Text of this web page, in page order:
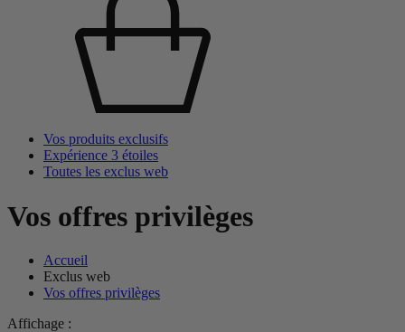
Vos produits exclusifs
Expérience 3 étoiles
Toutes les exclus web
Vos offres privilèges
Accueil
Exclus web
Vos offres privilèges
Affichage :